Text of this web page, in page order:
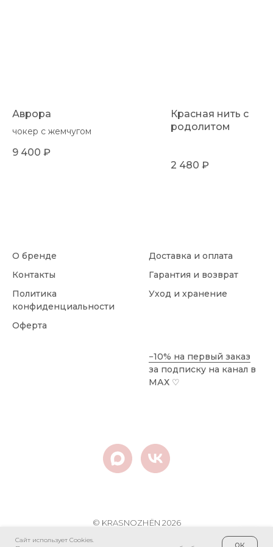
Аврора
чокер с жемчугом
9 400 ₽
Красная нить с
родолитом
2 480 ₽
О бренде
Контакты
Политика
конфиденциальности
Оферта
Доставка и оплата
Гарантия и возврат
Уход и хранение
−10% на первый заказ
за подписку на канал в
МАХ ♡
© KRASNOZHЁN 2026
ИП Красножен Анастасия Александровна
Сайт использует Cookies.
ок